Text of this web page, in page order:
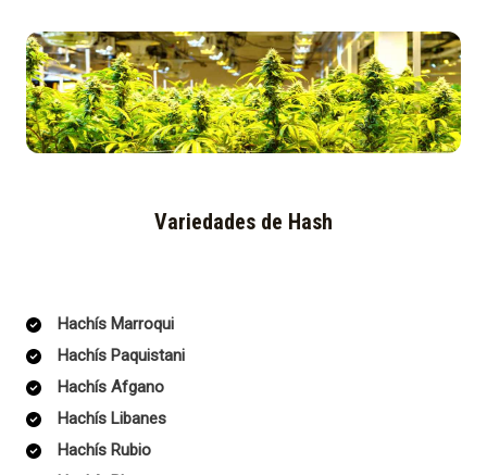
Variedades de Hash
Hachís Marroqui
Hachís Paquistani
Hachís Afgano
Hachís Libanes
Hachís Rubio